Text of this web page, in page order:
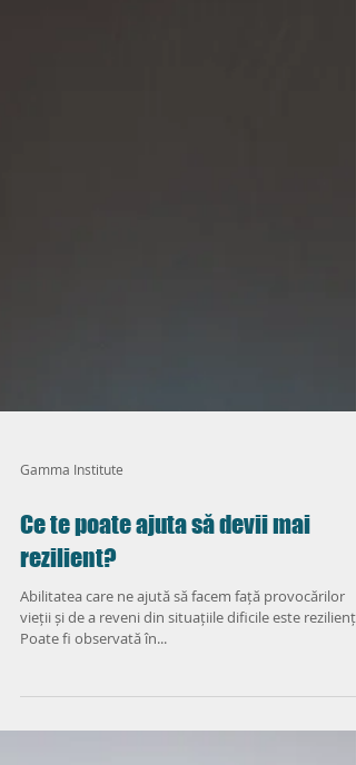
Gamma Institute
Ce te poate ajuta să devii mai
rezilient?